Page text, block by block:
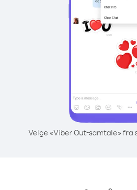
Velge «Viber Out-samtale» fra